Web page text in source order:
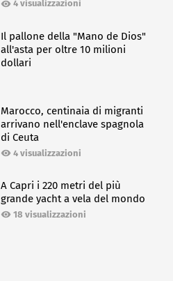
4 visualizzazioni
Il pallone della "Mano de Dios"
all'asta per oltre 10 milioni
dollari
Marocco, centinaia di migranti
arrivano nell'enclave spagnola
di Ceuta
4 visualizzazioni
A Capri i 220 metri del più
grande yacht a vela del mondo
18 visualizzazioni